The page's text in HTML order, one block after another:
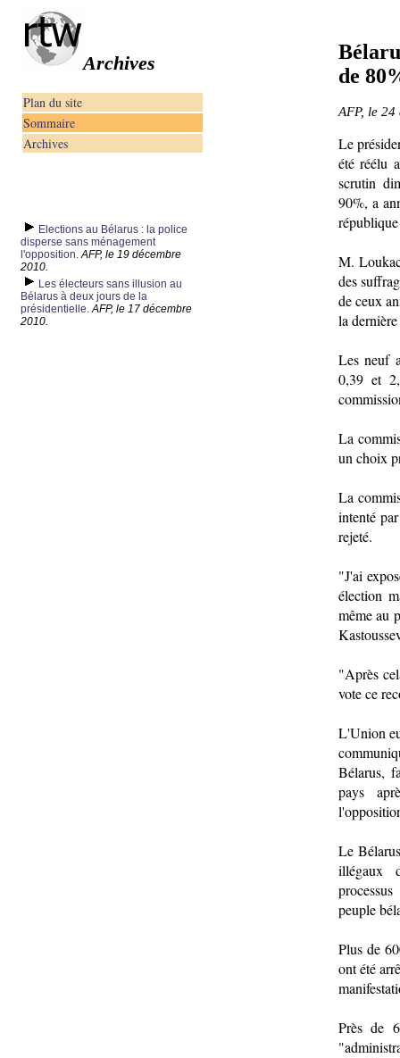
Archives
Plan du site
Sommaire
Archives
Elections au Bélarus : la police
disperse sans ménagement
l'opposition.AFP, le 19 décembre
2010.
Les électeurs sans illusion au
Bélarus à deux jours de la
présidentielle.AFP, le 17 décembre
2010.
de
AFP, le 24
Le
été réélu
scrutin
90%, a
M.
des
de ceux
la
Les neuf
0,39 et
La
un choix
La
intenté
rejeté.
"J'ai
élection
même au
"Après
vote ce
L'Union
Bélarus,
pays
Le
illégaux
peuple
Plus de
ont été
Près de